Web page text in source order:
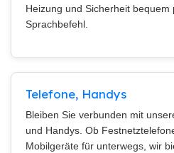
Heizung und Sicherheit bequem
Sprachbefehl.
Telefone, Handys
Bleiben Sie verbunden mit
und Handys. Ob
Mobilgeräte für unterwegs, wir